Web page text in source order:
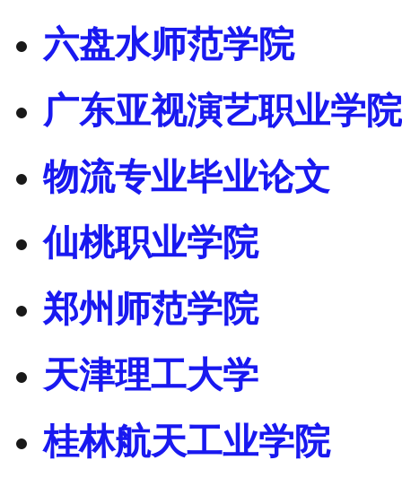
六盘水师范学院
广东亚视演艺职业学院
物流专业毕业论文
仙桃职业学院
郑州师范学院
天津理工大学
桂林航天工业学院